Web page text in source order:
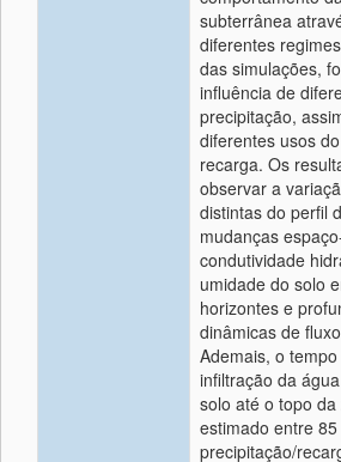
subterrânea
diferentes
das simulações,
influência de
precipitação,
diferentes usos
recarga. Os
observar a
distintas do perfil
mudanças
condutividade
umidade do solo
horizontes e
dinâmicas de
Ademais, o
infiltração da
solo até o topo
estimado entre
precipitação/